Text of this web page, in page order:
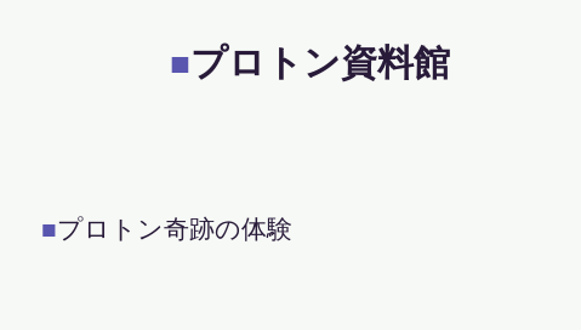
■プロトン資料館
■プロトン奇跡の体験